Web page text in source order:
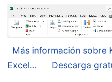
Más información sobre
Excel...
Descarga